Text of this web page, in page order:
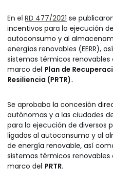
En el RD 477/2021 se
incentivos para la ejecución
autoconsumo y al
energías renovables (EERR),
sistemas térmicos renovables
marco del Plan de
Resiliencia (PRTR).
Se aprobaba la concesión
autónomas y a las ciudades
para la ejecución de diversos
ligados al autoconsumo y al
de energía renovable, así
sistemas térmicos renovables
marco del PRTR.